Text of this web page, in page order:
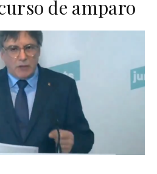
de amparo